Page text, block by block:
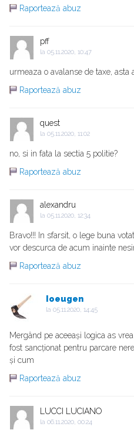
Raportează abuz
pff
la 05.11.2020, 10:47
urmeaza o avalanse de taxe, asta
Raportează abuz
quest
la 05.11.2020, 11:02
no, si in fata la sectia 5 politie?
Raportează abuz
alexandru
la 05.11.2020, 12:34
Bravo!!! In sfarsit, o lege buna
vor descurca de acum inainte
Raportează abuz
Ioeugen
la 05.11.2020, 14:45
Mergând pe aceeași logica as
fost sancționat pentru parcare
și cum
Raportează abuz
LUCCI LUCIANO
la 06.11.2020, 00:24